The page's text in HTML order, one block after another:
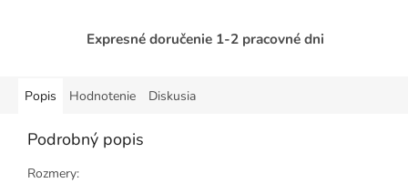
Expresné doručenie 1-2 pracovné dni
Popis Hodnotenie Diskusia
Podrobný popis
Rozmery: